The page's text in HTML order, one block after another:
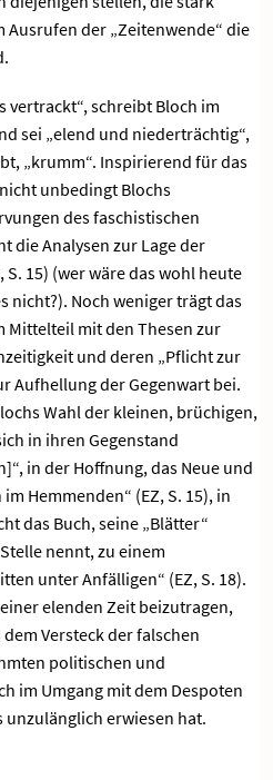
Ausrufen der „Zeitenwende“ die
vertrackt“, schreibt Bloch im
sei „elend und niederträchtig“,
„krumm“. Inspirierend für das
unbedingt Blochs
des faschistischen
die Analysen zur Lage der
15) (wer wäre das wohl heute
nicht?). Noch weniger trägt das
Mittelteil mit den Thesen zur
und deren „Pflicht zur
Aufhellung der Gegenwart bei.
Wahl der kleinen, brüchigen,
in ihren Gegenstand
in der Hoffnung, das Neue und
Hemmenden“ (EZ, S. 15), in
das Buch, seine „Blätter“
nennt, zu einem
unter Anfälligen“ (EZ, S. 18).
elenden Zeit beizutragen,
Versteck der falschen
politischen und
im Umgang mit dem Despoten
unzulänglich erwiesen hat.